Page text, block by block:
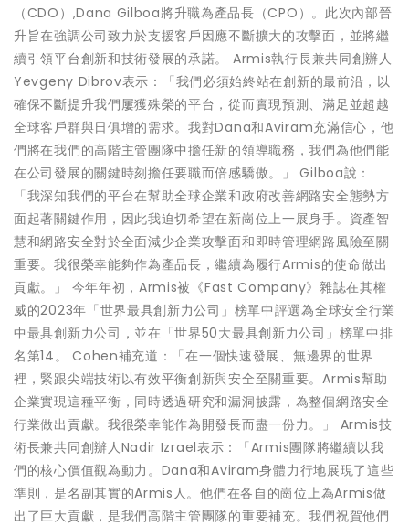
（CDO）,Dana Gilboa將升職為產品長（CPO）。此次內部晉
升旨在強調公司致力於支援客戶因應不斷擴大的攻擊面，並將繼
續引領平台創新和技術發展的承諾。 Armis執行長兼共同創辦人
Yevgeny Dibrov表示：「我們必須始終站在創新的最前沿，以
確保不斷提升我們屢獲殊榮的平台，從而實現預測、滿足並超越
全球客戶群與日俱增的需求。我對Dana和Aviram充滿信心，他
們將在我們的高階主管團隊中擔任新的領導職務，我們為他們能
在公司發展的關鍵時刻擔任要職而倍感驕傲。」 Gilboa說：
「我深知我們的平台在幫助全球企業和政府改善網路安全態勢方
面起著關鍵作用，因此我迫切希望在新崗位上一展身手。資產智
慧和網路安全對於全面減少企業攻擊面和即時管理網路風險至關
重要。我很榮幸能夠作為產品長，繼續為履行Armis的使命做出
貢獻。」 今年年初，Armis被《Fast Company》雜誌在其權
威的2023年「世界最具創新力公司」榜單中評選為全球安全行業
中最具創新力公司，並在「世界50大最具創新力公司」榜單中排
名第14。 Cohen補充道：「在一個快速發展、無邊界的世界
裡，緊跟尖端技術以有效平衡創新與安全至關重要。Armis幫助
企業實現這種平衡，同時透過研究和漏洞披露，為整個網路安全
行業做出貢獻。我很榮幸能作為開發長而盡一份力。」 Armis技
術長兼共同創辦人Nadir Izrael表示：「Armis團隊將繼續以我
們的核心價值觀為動力。Dana和Aviram身體力行地展現了這些
準則，是名副其實的Armis人。他們在各自的崗位上為Armis做
出了巨大貢獻，是我們高階主管團隊的重要補充。我們祝賀他們